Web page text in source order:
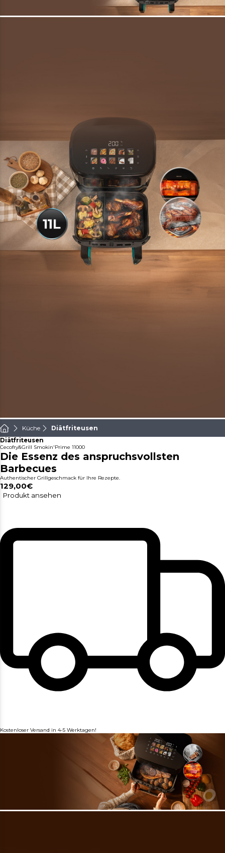
Küche Diätfriteusen
Diätfriteusen
Cecofry&Grill Smokin'Prime 11000
Die Essenz des anspruchsvollsten
Barbecues
Authentischer Grillgeschmack für Ihre Rezepte.
129,00€
Produkt ansehen
Kostenloser Versand in 4-5 Werktagen!